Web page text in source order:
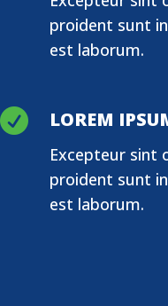
proident sunt
est laborum.
 LOREM
Excepteur sint
proident sunt
est laborum.